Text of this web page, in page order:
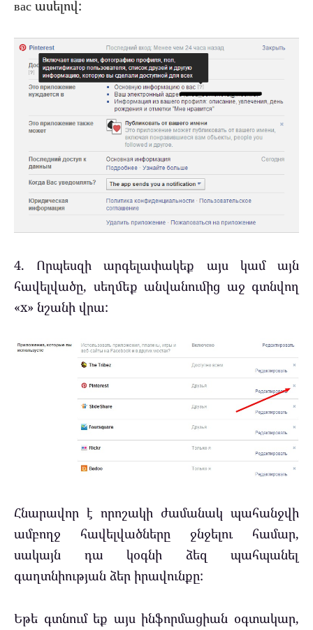
вас ասելով:
4. Որպեսզի արգելափակեք այս կամ այն
հավելվածը, սեղմեք անվանումից աջ գտնվող
«x» նշանի վրա:
Հնարավոր է որոշակի ժամանակ պահանջվի
ամբողջ հավելվածները ջնջելու համար,
սակայն դա կօգնի ձեզ պահպանել
գաղտնիության ձեր իրավունքը:
Եթե գտնում եք այս ինֆորմացիան օգտակար,